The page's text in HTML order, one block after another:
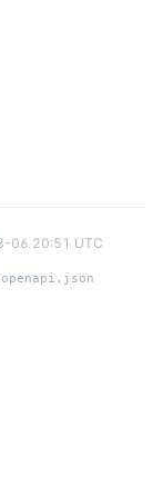
06 20:51 UTC
openapi.json